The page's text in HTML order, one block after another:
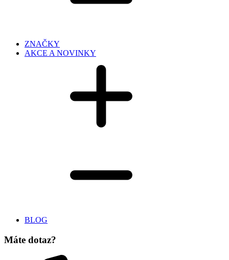
ZNAČKY
AKCE A NOVINKY
BLOG
Máte dotaz?